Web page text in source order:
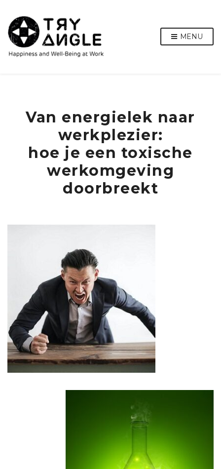
MENU
Van energielek naar
werkplezier:
hoe je een toxische
werkomgeving
doorbreekt